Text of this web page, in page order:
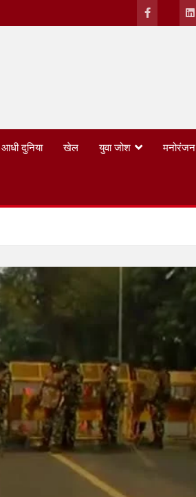
आधी दुनिया खेल युवा जोश मनोरंजन